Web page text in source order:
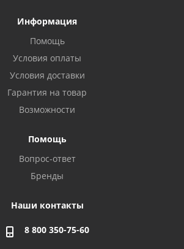
Информация
Помощь
Условия оплаты
Условия доставки
Гарантия на товар
Возможности
Помощь
Вопрос-ответ
Бренды
Наши контакты
8 800 350-75-60